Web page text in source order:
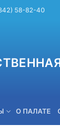
58-82-40
О ПАЛАТЕ